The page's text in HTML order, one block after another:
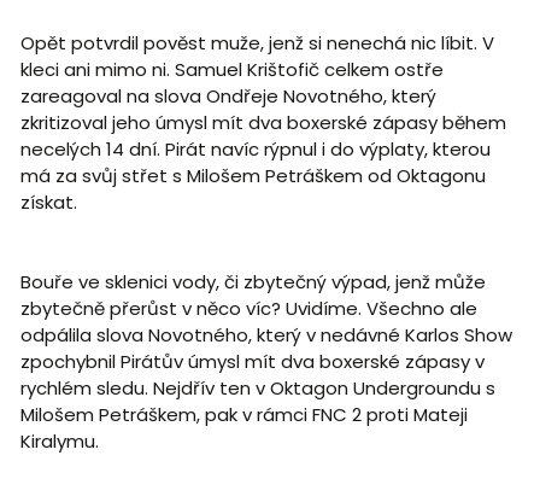
Opět potvrdil pověst muže, jenž si nenechá nic líbit. V
kleci ani mimo ni. Samuel Krištofič celkem ostře
zareagoval na slova Ondřeje Novotného, který
zkritizoval jeho úmysl mít dva boxerské zápasy během
necelých 14 dní. Pirát navíc rýpnul i do výplaty, kterou
má za svůj střet s Milošem Petráškem od Oktagonu
získat.
Bouře ve sklenici vody, či zbytečný výpad, jenž může
zbytečně přerůst v něco víc? Uvidíme. Všechno ale
odpálila slova Novotného, který v nedávné Karlos Show
zpochybnil Pirátův úmysl mít dva boxerské zápasy v
rychlém sledu. Nejdřív ten v Oktagon Undergroundu s
Milošem Petráškem, pak v rámci FNC 2 proti Mateji
Kiralymu.